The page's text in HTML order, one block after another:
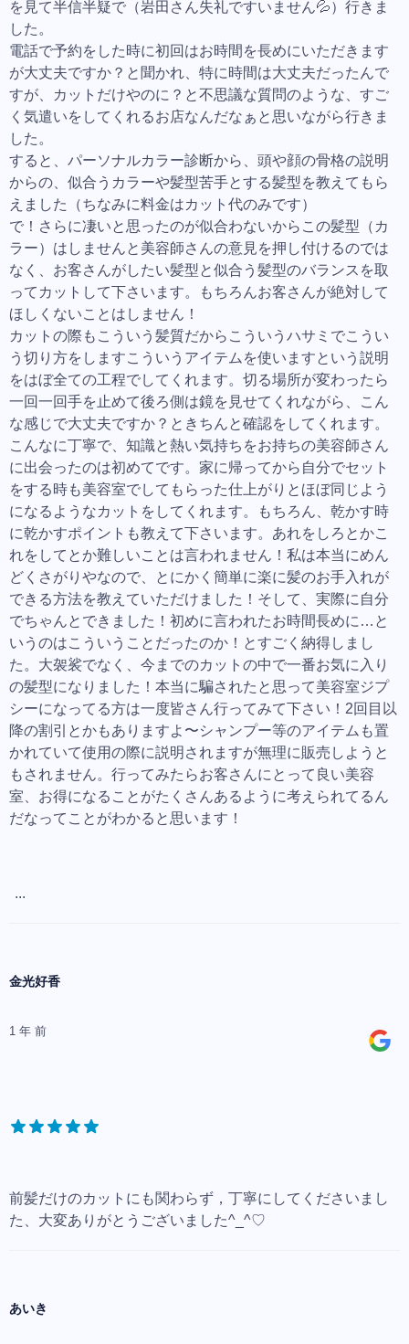
を見て半信半疑で（岩田さん失礼ですいません💦）行きま
した。
電話で予約をした時に初回はお時間を長めにいただきます
が大丈夫ですか？と聞かれ、特に時間は大丈夫だったんで
すが、カットだけやのに？と不思議な質問のような、すご
く気遣いをしてくれるお店なんだなぁと思いながら行きま
した。
すると、パーソナルカラー診断から、頭や顔の骨格の説明
からの、似合うカラーや髪型苦手とする髪型を教えてもら
えました（ちなみに料金はカット代のみです）
で！さらに凄いと思ったのが似合わないからこの髪型（カ
ラー）はしませんと美容師さんの意見を押し付けるのでは
なく、お客さんがしたい髪型と似合う髪型のバランスを取
ってカットして下さいます。もちろんお客さんが絶対して
ほしくないことはしません！
カットの際もこういう髪質だからこういうハサミでこうい
う切り方をしますこういうアイテムを使いますという説明
をはぼ全ての工程でしてくれます。切る場所が変わったら
一回一回手を止めて後ろ側は鏡を見せてくれながら、こん
な感じで大丈夫ですか？ときちんと確認をしてくれます。
こんなに丁寧で、知識と熱い気持ちをお持ちの美容師さん
に出会ったのは初めてです。家に帰ってから自分でセット
をする時も美容室でしてもらった仕上がりとほぼ同じよう
になるようなカットをしてくれます。もちろん、乾かす時
に乾かすポイントも教えて下さいます。あれをしろとかこ
れをしてとか難しいことは言われません！私は本当にめん
どくさがりやなので、とにかく簡単に楽に髪のお手入れが
できる方法を教えていただけました！そして、実際に自分
でちゃんとできました！初めに言われたお時間長めに…と
いうのはこういうことだったのか！とすごく納得しまし
た。大袈裟でなく、今までのカットの中で一番お気に入り
の髪型になりました！本当に騙されたと思って美容室ジプ
シーになってる方は一度皆さん行ってみて下さい！2回目以
降の割引とかもありますよ〜シャンプー等のアイテムも置
かれていて使用の際に説明されますが無理に販売しようと
もされません。行ってみたらお客さんにとって良い美容
室、お得になることがたくさんあるように考えられてるん
だなってことがわかると思います！
...
金光好香
1 年 前
前髪だけのカットにも関わらず，丁寧にしてくださいまし
た、大変ありがとうございました^_^♡
あいき